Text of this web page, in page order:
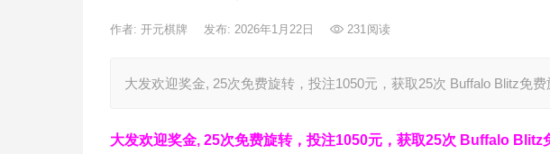
作者: 开元棋牌 发布: 2026年1月22日 231阅读
大发欢迎奖金, 25次免费旋转，投注1050元，获取25次 Buffalo Blitz免
大发欢迎奖金, 25次免费旋转，投注1050元，获取25次 Buffalo Blitz